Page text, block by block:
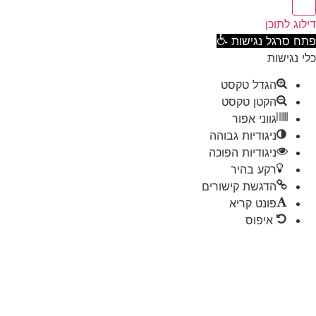
לתוכן
סרגל נגישות
נגישות
הגדל טקסט
הקטן טקסט
גווני אפור
ניגודיות גבוהה
ניגודיות הפוכה
רקע בהיר
הדגשת קישורים
פונט קריא
איפוס